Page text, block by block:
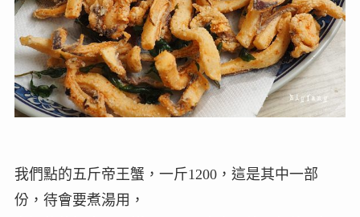
我們點的五斤帝王蟹，一斤1200，這是其中一部
份，待會要煮湯用，